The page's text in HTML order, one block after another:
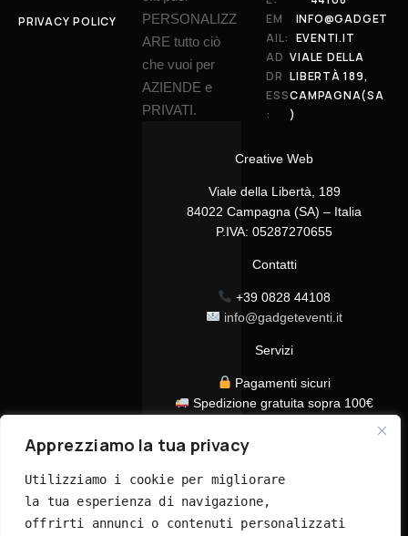
Apprezziamo la tua privacy
Utilizziamo i cookie per migliorare
la tua esperienza di navigazione,
offrirti annunci o contenuti personalizzati
PRIVACY POLICY
PERSONALIZZ
ARE tutto ciò
che vuoi per
AZIENDE e
PRIVATI.
Creative Web
Viale della Libertà, 189
84022 Campagna (SA) – Italia
P.IVA: 05287270655
Contatti
+39 0828 44108
info@gadgeteventi.it
Servizi
Pagamenti sicuri
Spedizione gratuita sopra 100€
Assistenza clienti dedicata
EM
AIL:
INFO@GADGET
EVENTI.IT
AD
DR
ESS
:
VIALE DELLA
LIBERTÀ 189,
CAMPAGNA(SA
)